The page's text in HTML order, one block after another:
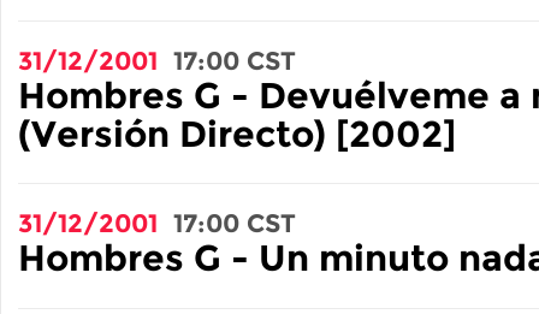
31/12/2001 17:00 CST
Hombres G - Devuélveme a
(Versión Directo) [2002]
31/12/2001 17:00 CST
Hombres G - Un minuto